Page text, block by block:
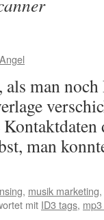
man
man
, musik marketing,
mit ID3 tags,